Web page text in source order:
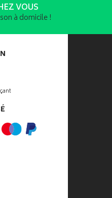
VOUS
à domicile !